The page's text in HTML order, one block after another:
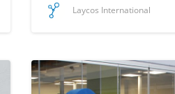
Laycos International